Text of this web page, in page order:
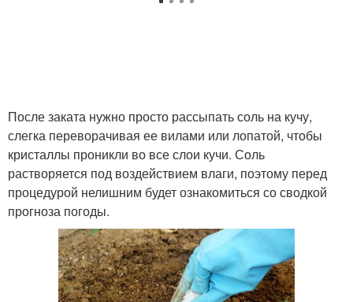
После заката нужно просто рассыпать соль на кучу,
слегка переворачивая ее вилами или лопатой, чтобы
кристаллы проникли во все слои кучи. Соль
растворяется под воздействием влаги, поэтому перед
процедурой нелишним будет ознакомиться со сводкой
прогноза погоды.